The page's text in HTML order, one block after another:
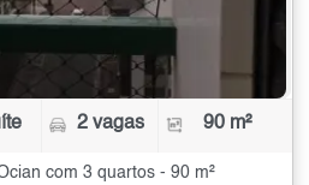
2 vagas 90 m²
com 3 quartos - 90 m²